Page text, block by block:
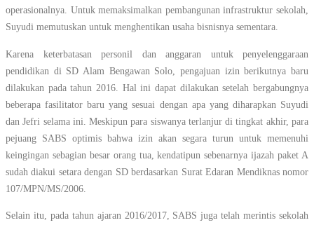
operasionalnya. Untuk memaksimalkan pembangunan infrastruktur sekolah,
Suyudi memutuskan untuk menghentikan usaha bisnisnya sementara.
Karena keterbatasan personil dan anggaran untuk penyelenggaraan
pendidikan di SD Alam Bengawan Solo, pengajuan izin berikutnya baru
dilakukan pada tahun 2016. Hal ini dapat dilakukan setelah bergabungnya
beberapa fasilitator baru yang sesuai dengan apa yang diharapkan Suyudi
dan Jefri selama ini. Meskipun para siswanya terlanjur di tingkat akhir, para
pejuang SABS optimis bahwa izin akan segara turun untuk memenuhi
keingingan sebagian besar orang tua, kendatipun sebenarnya ijazah paket A
sudah diakui setara dengan SD berdasarkan Surat Edaran Mendiknas nomor
107/MPN/MS/2006.
Selain itu, pada tahun ajaran 2016/2017, SABS juga telah merintis sekolah